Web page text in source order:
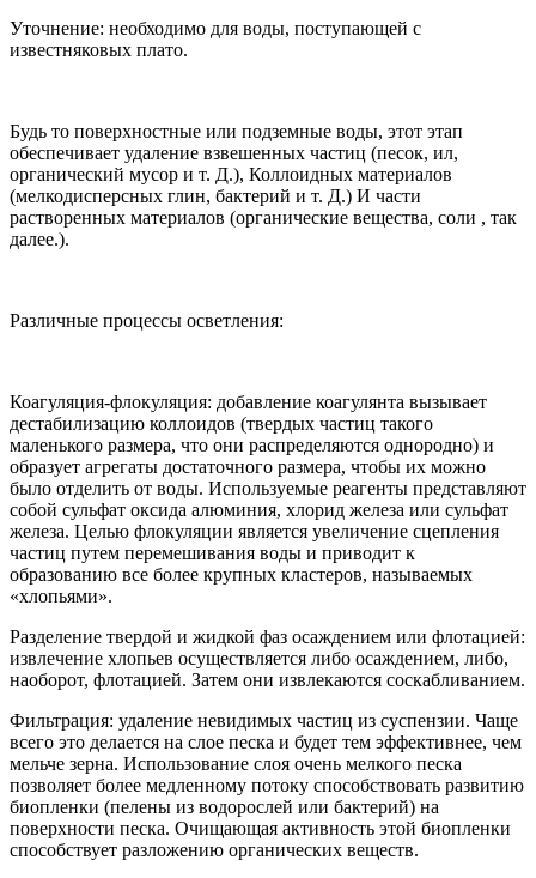
Уточнение: необходимо для воды, поступающей с
известняковых плато.
Будь то поверхностные или подземные воды, этот этап
обеспечивает удаление взвешенных частиц (песок, ил,
органический мусор и т. Д.), Коллоидных материалов
(мелкодисперсных глин, бактерий и т. Д.) И части
растворенных материалов (органические вещества, соли , так
далее.).
Различные процессы осветления:
Коагуляция-флокуляция: добавление коагулянта вызывает
дестабилизацию коллоидов (твердых частиц такого
маленького размера, что они распределяются однородно) и
образует агрегаты достаточного размера, чтобы их можно
было отделить от воды. Используемые реагенты представляют
собой сульфат оксида алюминия, хлорид железа или сульфат
железа. Целью флокуляции является увеличение сцепления
частиц путем перемешивания воды и приводит к
образованию все более крупных кластеров, называемых
«хлопьями».
Разделение твердой и жидкой фаз осаждением или флотацией:
извлечение хлопьев осуществляется либо осаждением, либо,
наоборот, флотацией. Затем они извлекаются соскабливанием.
Фильтрация: удаление невидимых частиц из суспензии. Чаще
всего это делается на слое песка и будет тем эффективнее, чем
мельче зерна. Использование слоя очень мелкого песка
позволяет более медленному потоку способствовать развитию
биопленки (пелены из водорослей или бактерий) на
поверхности песка. Очищающая активность этой биопленки
способствует разложению органических веществ.